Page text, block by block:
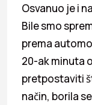
Osvanuo je i
Bile smo
prema
20-ak minuta
pretpostaviti
način, borila